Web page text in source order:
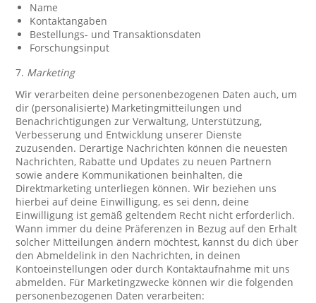
Name
Kontaktangaben
Bestellungs- und Transaktionsdaten
Forschungsinput
7. Marketing
Wir verarbeiten deine personenbezogenen Daten auch, um
dir (personalisierte) Marketingmitteilungen und
Benachrichtigungen zur Verwaltung, Unterstützung,
Verbesserung und Entwicklung unserer Dienste
zuzusenden. Derartige Nachrichten können die neuesten
Nachrichten, Rabatte und Updates zu neuen Partnern
sowie andere Kommunikationen beinhalten, die
Direktmarketing unterliegen können. Wir beziehen uns
hierbei auf deine Einwilligung, es sei denn, deine
Einwilligung ist gemäß geltendem Recht nicht erforderlich.
Wann immer du deine Präferenzen in Bezug auf den Erhalt
solcher Mitteilungen ändern möchtest, kannst du dich über
den Abmeldelink in den Nachrichten, in deinen
Kontoeinstellungen oder durch Kontaktaufnahme mit uns
abmelden. Für Marketingzwecke können wir die folgenden
personenbezogenen Daten verarbeiten: